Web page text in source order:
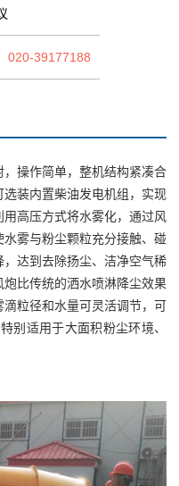
020-39177188
操作简单，整机结构紧凑合
装内置柴油发电机组，实现
高压方式将水雾化，通过风
雾与粉尘颗粒充分接触、碰
达到去除扬尘、洁净空气稀
比传统的洒水喷淋降尘效果
粒径和水量可灵活调节，可
别适用于大面积粉尘环境、